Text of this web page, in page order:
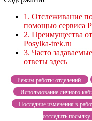
1. Отслеживание
помощью сервиса
2. Преимущества
Posylka-trek.ru
3. Часто
ответы здесь
Режим работы отделений
Использование личного
Последние изменения в
отследить посылку